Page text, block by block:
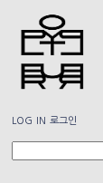
LOG IN 로그인